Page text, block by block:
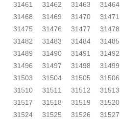
31461
31462 31463 31464
31468
31469 31470 31471
31475
31476 31477 31478
31482
31483 31484 31485
31489
31490 31491 31492
31496
31497 31498 31499
31503
31504 31505 31506
31510
31511 31512 31513
31517
31518 31519 31520
31524
31525 31526 31527